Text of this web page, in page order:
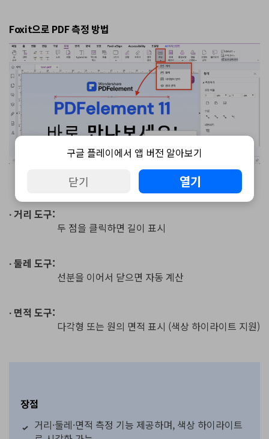
Foxit으로 PDF 측정 방법
메뉴에서 [주석] → [측정]
메뉴 선택
PDF 문서 내의 거리·둘레·면적 측정
∙ 거리 도구:
두 점을 클릭하면 길이 표시
∙ 둘레 도구:
선분을 이어서 닫으면 자동 계산
∙ 면적 도구:
다각형 또는 원의 면적 표시 (색상 하이라이트 지원)
장점
거리·둘레·면적 측정 기능 제공하며, 색상 하이라이트
구글 플레이에서 앱 버전 알아보기
닫기 열기